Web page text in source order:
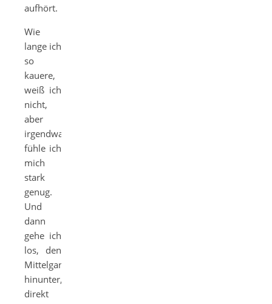
aufhört.
Wie
lange ich
so
kauere,
weiß ich
nicht,
aber
irgendwann
fühle ich
mich
stark
genug.
Und
dann
gehe ich
los, den
Mittelgang
hinunter,
direkt